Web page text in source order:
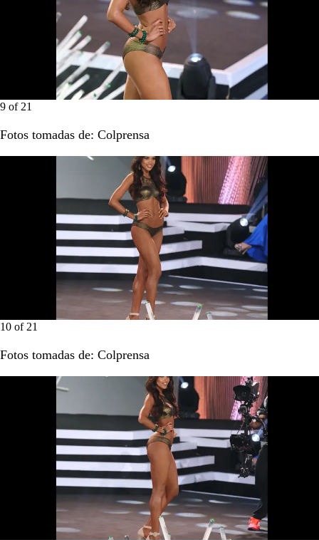
9 of 21
Fotos tomadas de: Colprensa
10 of 21
Fotos tomadas de: Colprensa